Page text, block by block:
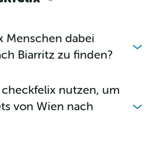
Menschen dabei
Biarritz zu finden?
nutzen, um
von Wien nach